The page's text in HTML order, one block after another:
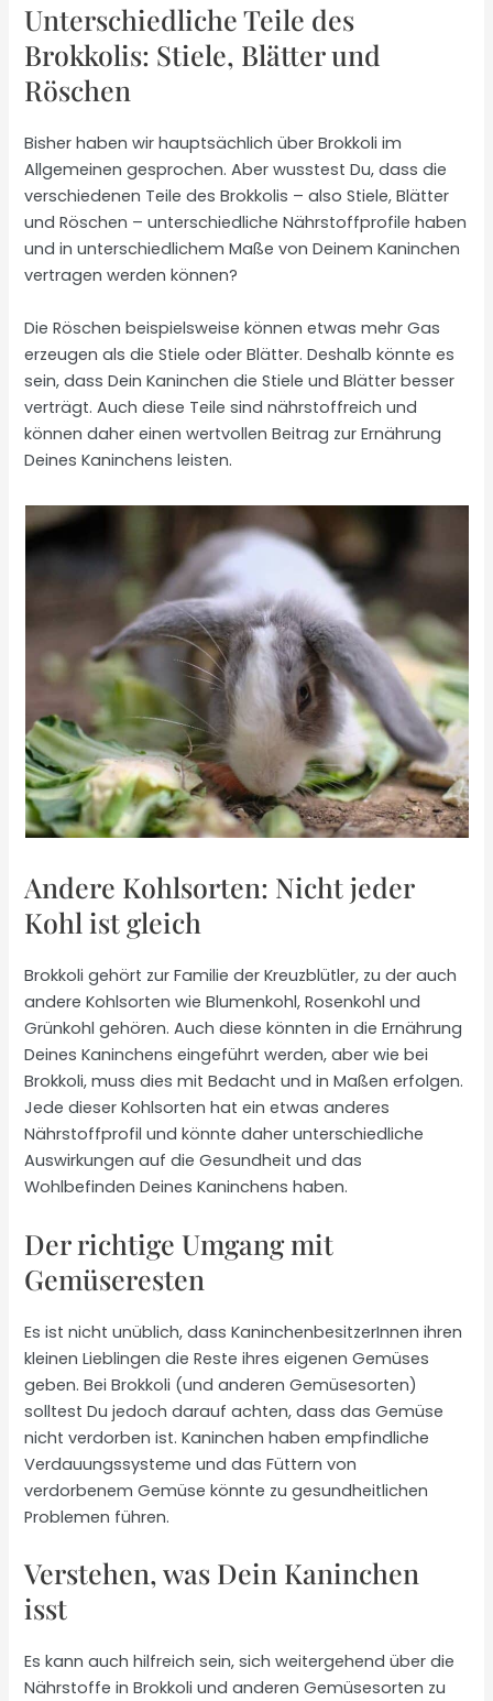
Unterschiedliche Teile des
Brokkolis: Stiele, Blätter und
Röschen
Bisher haben wir hauptsächlich über Brokkoli im
Allgemeinen gesprochen. Aber wusstest Du, dass die
verschiedenen Teile des Brokkolis – also Stiele, Blätter
und Röschen – unterschiedliche Nährstoffprofile haben
und in unterschiedlichem Maße von Deinem Kaninchen
vertragen werden können?
Die Röschen beispielsweise können etwas mehr Gas
erzeugen als die Stiele oder Blätter. Deshalb könnte es
sein, dass Dein Kaninchen die Stiele und Blätter besser
verträgt. Auch diese Teile sind nährstoffreich und
können daher einen wertvollen Beitrag zur Ernährung
Deines Kaninchens leisten.
Andere Kohlsorten: Nicht jeder
Kohl ist gleich
Brokkoli gehört zur Familie der Kreuzblütler, zu der auch
andere Kohlsorten wie Blumenkohl, Rosenkohl und
Grünkohl gehören. Auch diese könnten in die Ernährung
Deines Kaninchens eingeführt werden, aber wie bei
Brokkoli, muss dies mit Bedacht und in Maßen erfolgen.
Jede dieser Kohlsorten hat ein etwas anderes
Nährstoffprofil und könnte daher unterschiedliche
Auswirkungen auf die Gesundheit und das
Wohlbefinden Deines Kaninchens haben.
Der richtige Umgang mit
Gemüseresten
Es ist nicht unüblich, dass KaninchenbesitzerInnen ihren
kleinen Lieblingen die Reste ihres eigenen Gemüses
geben. Bei Brokkoli (und anderen Gemüsesorten)
solltest Du jedoch darauf achten, dass das Gemüse
nicht verdorben ist. Kaninchen haben empfindliche
Verdauungssysteme und das Füttern von
verdorbenem Gemüse könnte zu gesundheitlichen
Problemen führen.
Verstehen, was Dein Kaninchen
isst
Es kann auch hilfreich sein, sich weitergehend über die
Nährstoffe in Brokkoli und anderen Gemüsesorten zu